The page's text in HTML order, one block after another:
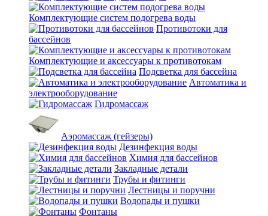
Комплектующие систем подогрева воды
Противотоки для
бассейнов
Комплектующие и аксессуары к противотокам
Подсветка для бассейна
Автоматика и
электрооборудование
Гидромассаж
Аэромассаж (гейзеры)
Дезинфекция воды
Химия для бассейнов
Закладные детали
Трубы и фитинги
Лестницы и поручни
Водопады и пушки
Фонтаны